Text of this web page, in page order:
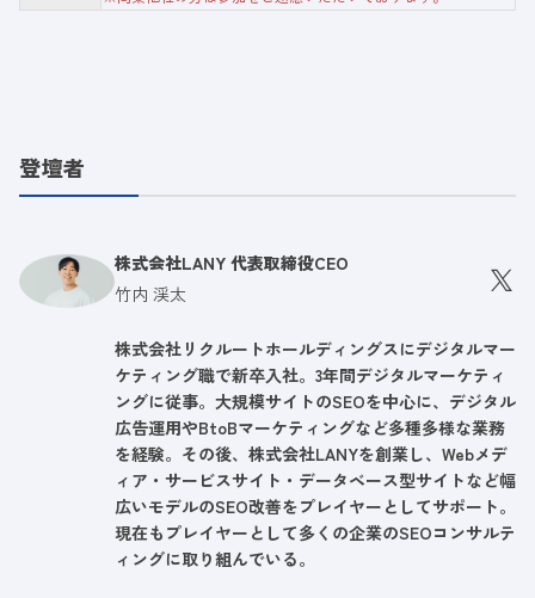
登壇者
株式会社LANY 代表取締役CEO
竹内 渓太
株式会社リクルートホールディングスにデジタルマー
ケティング職で新卒入社。3年間デジタルマーケティ
ングに従事。大規模サイトのSEOを中心に、デジタル
広告運用やBtoBマーケティングなど多種多様な業務
を経験。その後、株式会社LANYを創業し、Webメデ
ィア・サービスサイト・データベース型サイトなど幅
広いモデルのSEO改善をプレイヤーとしてサポート。
現在もプレイヤーとして多くの企業のSEOコンサルテ
ィングに取り組んでいる。